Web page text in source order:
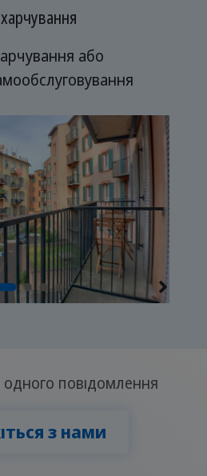
або
одного повідомлення
з нами